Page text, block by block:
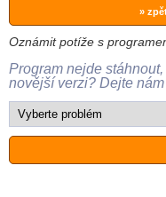
»
Oznámit potíže s
Program nejde
novější verzi? Dejte